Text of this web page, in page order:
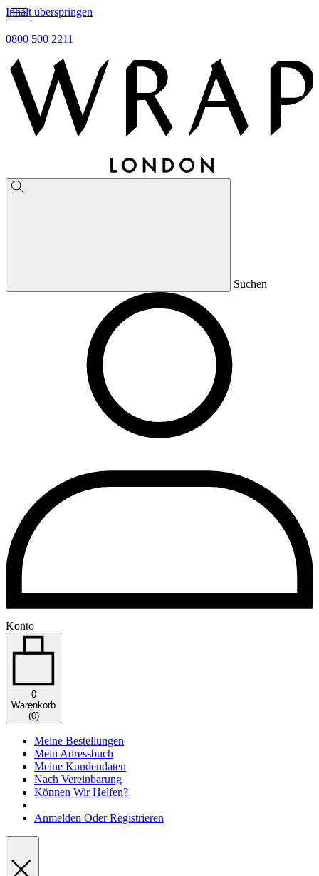
Inhalt überspringen
0800 500 2211
Suchen
Konto
0
Warenkorb
(0)
Meine Bestellungen
Mein Adressbuch
Meine Kundendaten
Nach Vereinbarung
Können Wir Helfen?
Anmelden Oder Registrieren